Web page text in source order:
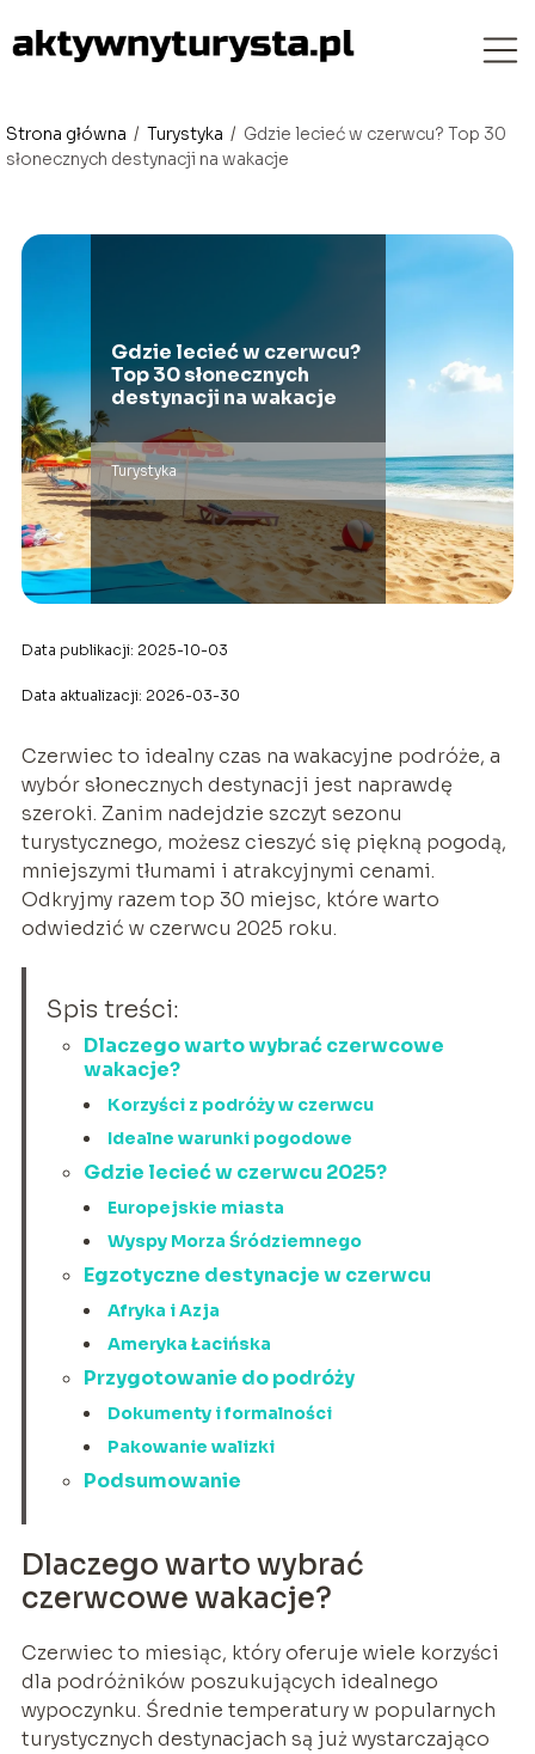
Strona główna / Turystyka / Gdzie lecieć w czerwcu? Top 30
słonecznych destynacji na wakacje
Gdzie lecieć w czerwcu?
Top 30 słonecznych
destynacji na wakacje
Turystyka
Data publikacji: 2025-10-03
Data aktualizacji: 2026-03-30
Czerwiec to idealny czas na wakacyjne podróże, a
wybór słonecznych destynacji jest naprawdę
szeroki. Zanim nadejdzie szczyt sezonu
turystycznego, możesz cieszyć się piękną pogodą,
mniejszymi tłumami i atrakcyjnymi cenami.
Odkryjmy razem top 30 miejsc, które warto
odwiedzić w czerwcu 2025 roku.
Spis treści:
Dlaczego warto wybrać czerwcowe
wakacje?
Korzyści z podróży w czerwcu
Idealne warunki pogodowe
Gdzie lecieć w czerwcu 2025?
Europejskie miasta
Wyspy Morza Śródziemnego
Egzotyczne destynacje w czerwcu
Afryka i Azja
Ameryka Łacińska
Przygotowanie do podróży
Dokumenty i formalności
Pakowanie walizki
Podsumowanie
Dlaczego warto wybrać
czerwcowe wakacje?
Czerwiec to miesiąc, który oferuje wiele korzyści
dla podróżników poszukujących idealnego
wypoczynku. Średnie temperatury w popularnych
turystycznych destynacjach są już wystarczająco